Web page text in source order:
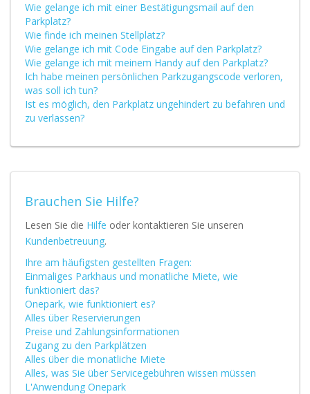
Wie gelange ich mit einer Bestätigungsmail auf den
Parkplatz?
Wie finde ich meinen Stellplatz?
Wie gelange ich mit Code Eingabe auf den Parkplatz?
Wie gelange ich mit meinem Handy auf den Parkplatz?
Ich habe meinen persönlichen Parkzugangscode verloren,
was soll ich tun?
Ist es möglich, den Parkplatz ungehindert zu befahren und
zu verlassen?
Brauchen Sie Hilfe?
Lesen Sie die Hilfe oder kontaktieren Sie unseren
Kundenbetreuung.
Ihre am häufigsten gestellten Fragen:
Einmaliges Parkhaus und monatliche Miete, wie
funktioniert das?
Onepark, wie funktioniert es?
Alles über Reservierungen
Preise und Zahlungsinformationen
Zugang zu den Parkplätzen
Alles über die monatliche Miete
Alles, was Sie über Servicegebühren wissen müssen
L'Anwendung Onepark